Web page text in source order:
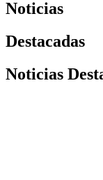
Noticias
Destacadas
Noticias